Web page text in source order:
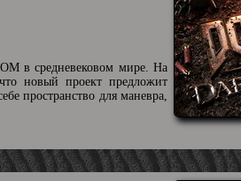
в средневековом мире. На
новый проект предложит
пространство для маневра,